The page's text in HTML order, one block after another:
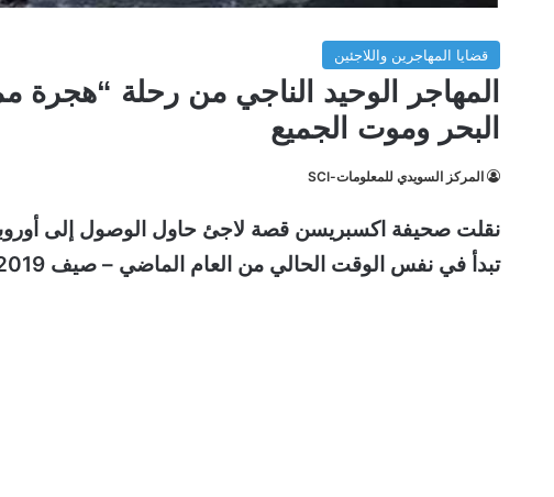
قضايا المهاجرين واللاجئين
البحر وموت الجميع
المركز السويدي للمعلومات-SCI
نقلت صحيفة اكسبريسن قصة لاجئ حاول الوصول إلى
تبدأ في نفس الوقت الحالي من العام الماضي – صيف 2019 .